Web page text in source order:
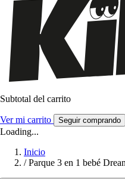
Subtotal del carrito
Ver mi carrito Seguir comprando
Loading...
Inicio
/ Parque 3 en 1 bebé